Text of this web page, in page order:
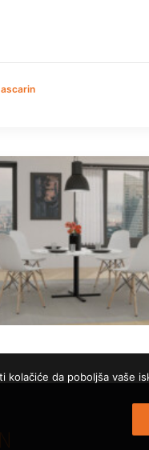
kolačiće da poboljša vaše